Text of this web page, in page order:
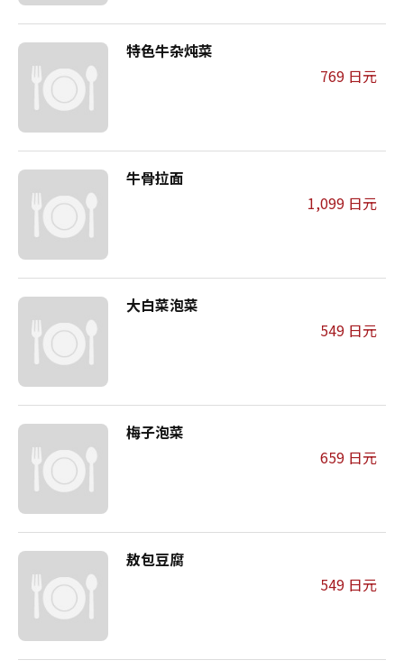
特色牛杂炖菜
769 日元
牛骨拉面
1,099 日元
大白菜泡菜
549 日元
梅子泡菜
659 日元
敖包豆腐
549 日元